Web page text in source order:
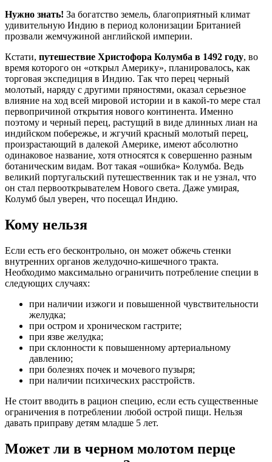
Нужно знать! За богатство земель, благоприятный климат
удивительную Индию в период колонизации Британией
прозвали жемчужиной английской империи.
Кстати, путешествие Христофора Колумба в 1492 году, во
время которого он «открыл Америку», планировалось, как
торговая экспедиция в Индию. Так что перец черный
молотый, наряду с другими пряностями, оказал серьезное
влияние на ход всей мировой истории и в какой-то мере стал
первопричиной открытия нового континента. Именно
поэтому и черный перец, растущий в виде длинных лиан на
индийском побережье, и жгучий красный молотый перец,
произрастающий в далекой Америке, имеют абсолютно
одинаковое название, хотя относятся к совершенно разным
ботаническим видам. Вот такая «ошибка» Колумба. Ведь
великий португальский путешественник так и не узнал, что
он стал первооткрывателем Нового света. Даже умирая,
Колумб был уверен, что посещал Индию.
Кому нельзя
Если есть его бесконтрольно, он может обжечь стенки
внутренних органов желудочно-кишечного тракта.
Необходимо максимально ограничить потребление специи в
следующих случаях:
при наличии изжоги и повышенной чувствительности
желудка;
при остром и хроническом гастрите;
при язве желудка;
при склонности к повышенному артериальному
давлению;
при болезнях почек и мочевого пузыря;
при наличии психических расстройств.
Не стоит вводить в рацион специю, если есть существенные
ограничения в потреблении любой острой пищи. Нельзя
давать приправу детям младше 5 лет.
Может ли в черном молотом перце